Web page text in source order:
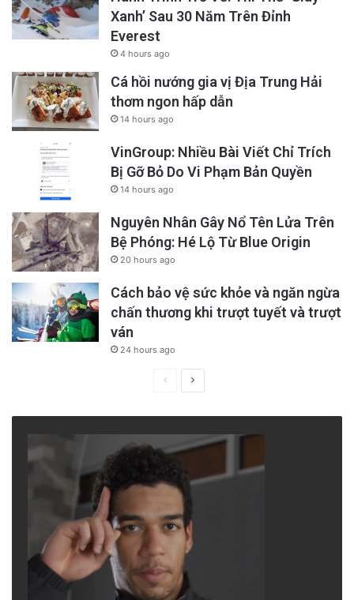
Xanh’ Sau 30 Năm Trên Đỉnh
Everest
4 hours ago
Cá hồi nướng gia vị Địa Trung Hải
thơm ngon hấp dẫn
14 hours ago
VinGroup: Nhiều Bài Viết Chỉ Trích
Bị Gỡ Bỏ Do Vi Phạm Bản Quyền
14 hours ago
Nguyên Nhân Gây Nổ Tên Lửa Trên
Bệ Phóng: Hé Lộ Từ Blue Origin
20 hours ago
Cách bảo vệ sức khỏe và ngăn ngừa
chấn thương khi trượt tuyết và trượt
ván
24 hours ago
PreviousNext